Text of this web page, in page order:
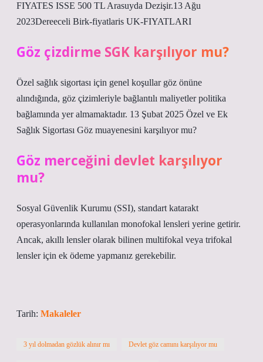
FIYATES ISSE 500 TL Arasuyda Dezişir.13 Ağu
2023Dereeceli Birk-fiyatlaris UK-FIYATLARI
Göz çizdirme SGK karşılıyor mu?
Özel sağlık sigortası için genel koşullar göz önüne
alındığında, göz çizimleriyle bağlantılı maliyetler politika
bağlamında yer almamaktadır. 13 Şubat 2025 Özel ve Ek
Sağlık Sigortası Göz muayenesini karşılıyor mu?
Göz merceğini devlet karşılıyor
mu?
Sosyal Güvenlik Kurumu (SSI), standart katarakt
operasyonlarında kullanılan monofokal lensleri yerine getirir.
Ancak, akıllı lensler olarak bilinen multifokal veya trifokal
lensler için ek ödeme yapmanız gerekebilir.
Tarih: Makaleler
3 yıl dolmadan gözlük alınır mı Devlet göz camını karşılıyor mu